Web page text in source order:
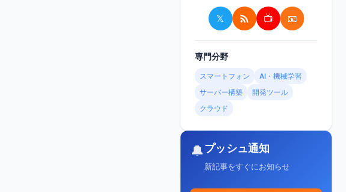
𝕏 📺 📧
専門分野
スマートフォン
AI・機械学習
サーバー構築
開発ツール
クラウド
🔔プッシュ通知
新記事をすぐにお知らせ